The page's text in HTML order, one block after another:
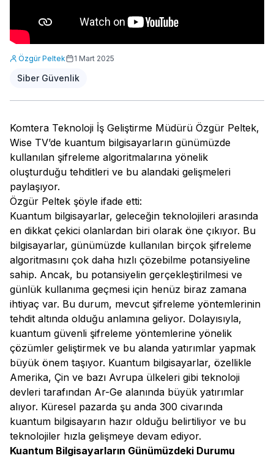
Özgür Peltek 1 Mart 2025
Siber Güvenlik
Komtera Teknoloji İş Geliştirme Müdürü Özgür Peltek,
Wise TV’de kuantum bilgisayarların günümüzde
kullanılan şifreleme algoritmalarına yönelik
oluşturduğu tehditleri ve bu alandaki gelişmeleri
paylaşıyor.
Özgür Peltek şöyle ifade etti:
Kuantum bilgisayarlar, geleceğin teknolojileri arasında
en dikkat çekici olanlardan biri olarak öne çıkıyor. Bu
bilgisayarlar, günümüzde kullanılan birçok şifreleme
algoritmasını çok daha hızlı çözebilme potansiyeline
sahip. Ancak, bu potansiyelin gerçekleştirilmesi ve
günlük kullanıma geçmesi için henüz biraz zamana
ihtiyaç var. Bu durum, mevcut şifreleme yöntemlerinin
tehdit altında olduğu anlamına geliyor. Dolayısıyla,
kuantum güvenli şifreleme yöntemlerine yönelik
çözümler geliştirmek ve bu alanda yatırımlar yapmak
büyük önem taşıyor. Kuantum bilgisayarlar, özellikle
Amerika, Çin ve bazı Avrupa ülkeleri gibi teknoloji
devleri tarafından Ar-Ge alanında büyük yatırımlar
alıyor. Küresel pazarda şu anda 300 civarında
kuantum bilgisayarın hazır olduğu belirtiliyor ve bu
teknolojiler hızla gelişmeye devam ediyor.
Kuantum Bilgisayarların Günümüzdeki Durumu